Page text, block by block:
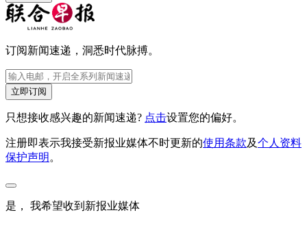
订阅新闻速递，洞悉时代脉搏。
立即订阅
只想接收感兴趣的新闻速递? 点击设置您的偏好。
注册即表示我接受新报业媒体不时更新的使用条款及个人资料
保护声明 。
是， 我希望收到新报业媒体